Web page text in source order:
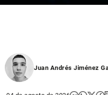
Juan Andrés Jiménez